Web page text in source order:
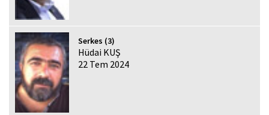
Serkes (3)
Hüdai KUŞ
22 Tem 2024